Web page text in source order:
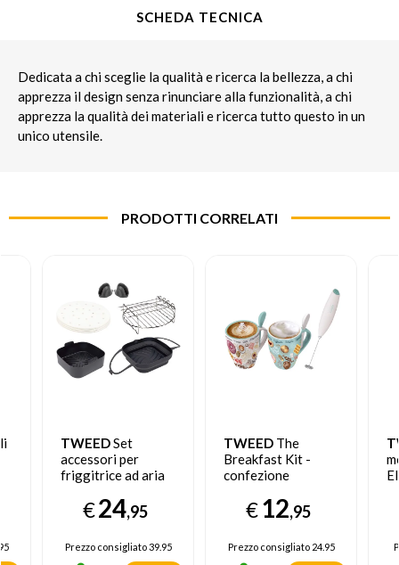
SCHEDA TECNICA
Dedicata a chi sceglie la qualità e ricerca la bellezza, a chi
apprezza il design senza rinunciare alla funzionalità, a chi
apprezza la qualità dei materiali e ricerca tutto questo in un
unico utensile.
PRODOTTI CORRELATI
TWEEDSet
accessori per
friggitrice ad aria
€24,95
Prezzo consigliato39.95
TWEED The
Breakfast Kit -
confezione
€12,95
Prezzo consigliato24.95